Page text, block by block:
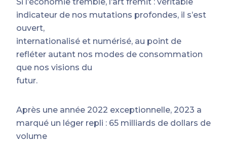
indicateur de nos mutations profondes, il s’est
ouvert,
internationalisé et numérisé, au point de
refléter autant nos modes de consommation
que nos visions du
futur.
Après une année 2022 exceptionnelle, 2023 a
marqué un léger repli : 65 milliards de dollars de
volume